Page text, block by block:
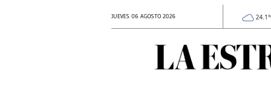
JUEVES 06 AGOSTO 2026